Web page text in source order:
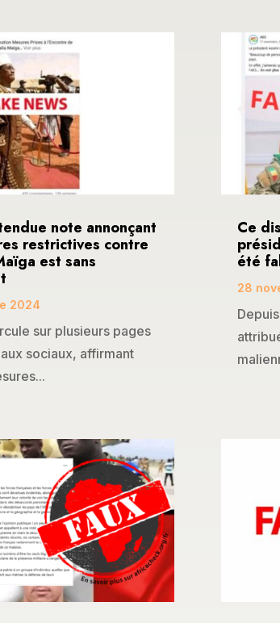
note annonçant
restrictives contre
est sans
2024
sur plusieurs pages
sociaux, affirmant
Ce
été
28